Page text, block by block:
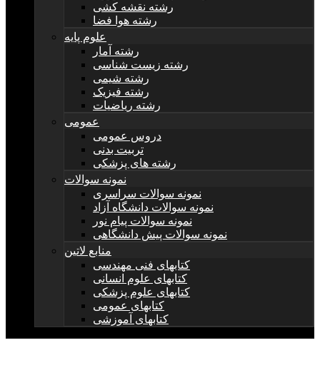
رشته نقشه کشی
رشته هوا فضا
علوم پایه
رشته آمار
رشته زیست شناسی
رشته شیمی
رشته فیزیک
رشته ریاضیات
عمومی
دروس عمومی
تربیت بدنی
رشته های پزشکی
نمونه سوالات
نمونه سوالات سراسری
نمونه سوالات دانشگاه آزاد
نمونه سوالات پیام نور
نمونه سوالات پیش دانشگاهی
منابع لاتین
کتابهای فنی مهندسی
کتابهای علوم انسانی
کتابهای علوم پزشکی
کتابهای عمومی
کتابهای آموزشی